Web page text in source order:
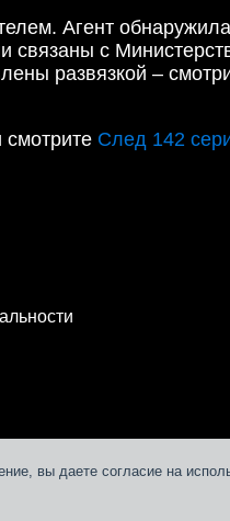
вы даете согласие на
Агент
связаны с
развязкой –
След 142